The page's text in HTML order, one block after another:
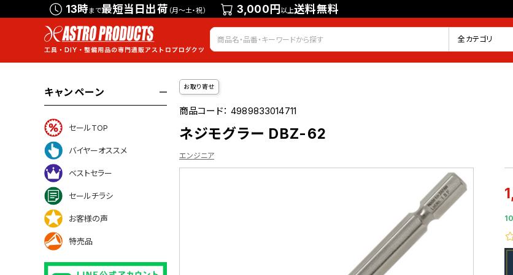
13時まで最短当日出荷 （月～土・祝） 3,000円以上送料無料
会員登録 ログイン お気に入り
全カテゴリ
キャンペーン
セールTOP
バイヤーオススメ
ベストセラー
セールチラシ
お客様の声
特売品
お取り寄せ
商品コード：4989833014711
ネジモグラー DBZ-62
エンジニア